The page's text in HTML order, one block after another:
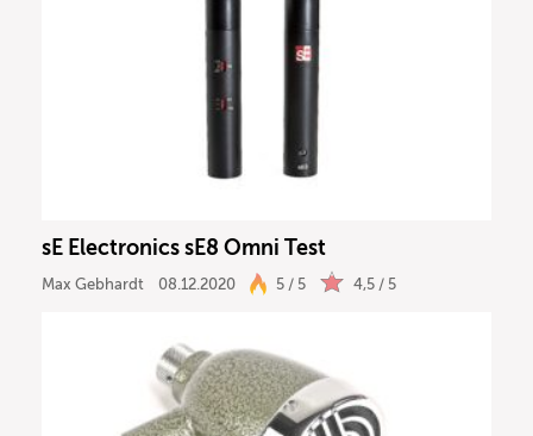
sE Electronics sE8 Omni Test
Max Gebhardt 08.12.2020 5 / 5 4,5 / 5